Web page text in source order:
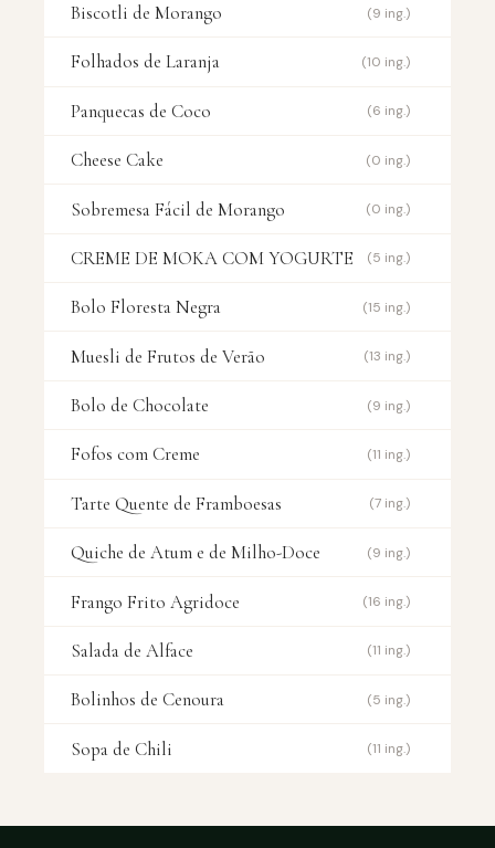
Biscotli de Morango (9 ing.)
Folhados de Laranja (10 ing.)
Panquecas de Coco (6 ing.)
Cheese Cake (0 ing.)
Sobremesa Fácil de Morango (0 ing.)
CREME DE MOKA COM YOGURTE (5 ing.)
Bolo Floresta Negra (15 ing.)
Muesli de Frutos de Verão (13 ing.)
Bolo de Chocolate (9 ing.)
Fofos com Creme (11 ing.)
Tarte Quente de Framboesas (7 ing.)
Quiche de Atum e de Milho-Doce (9 ing.)
Frango Frito Agridoce (16 ing.)
Salada de Alface (11 ing.)
Bolinhos de Cenoura (5 ing.)
Sopa de Chili (11 ing.)